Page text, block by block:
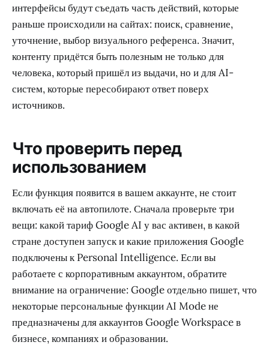
интерфейсы будут съедать часть действий, которые
раньше происходили на сайтах: поиск, сравнение,
уточнение, выбор визуального референса. Значит,
контенту придётся быть полезным не только для
человека, который пришёл из выдачи, но и для AI-
систем, которые пересобирают ответ поверх
источников.
Что проверить перед
использованием
Если функция появится в вашем аккаунте, не стоит
включать её на автопилоте. Сначала проверьте три
вещи: какой тариф Google AI у вас активен, в какой
стране доступен запуск и какие приложения Google
подключены к Personal Intelligence. Если вы
работаете с корпоративным аккаунтом, обратите
внимание на ограничение: Google отдельно пишет, что
некоторые персональные функции AI Mode не
предназначены для аккаунтов Google Workspace в
бизнесе, компаниях и образовании.